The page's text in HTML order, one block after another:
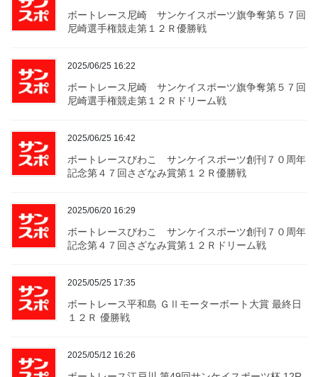
ボートレース尼崎 サンケイスポーツ旗争奪第５７回
尼崎選手権競走第１２Ｒ優勝戦
2025/06/25 16:22
ボートレース尼崎 サンケイスポーツ旗争奪第５７回
尼崎選手権競走第１２Ｒドリーム戦
2025/06/25 16:42
ボートレースびわこ サンケイスポーツ創刊７０周年
記念第４７回さざなみ賞第１２Ｒ優勝戦
2025/06/20 16:29
ボートレースびわこ サンケイスポーツ創刊７０周年
記念第４７回さざなみ賞第１２Ｒドリーム戦
2025/05/25 17:35
ボートレース平和島 ＧⅡモーターボート大賞 最終日
１２Ｒ 優勝戦
2025/05/12 16:26